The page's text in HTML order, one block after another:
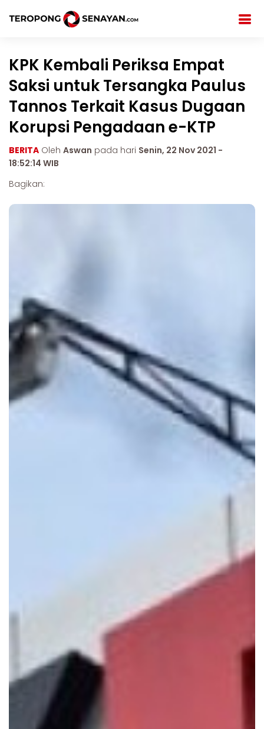
KPK Kembali Periksa Empat
Saksi untuk Tersangka Paulus
Tannos Terkait Kasus Dugaan
Korupsi Pengadaan e-KTP
BERITA Oleh Aswan pada hari Senin, 22 Nov 2021 -
18:52:14 WIB
Bagikan: